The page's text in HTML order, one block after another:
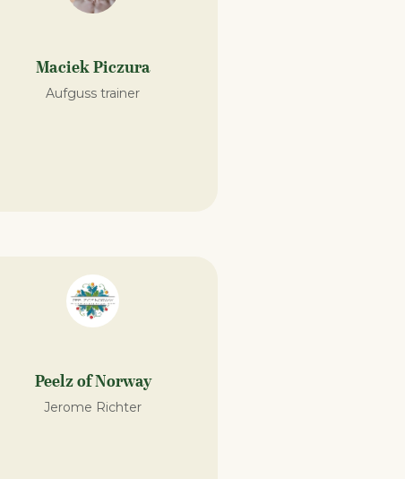
Maciek Piczura
Aufguss trainer
Peelz of Norway
Jerome Richter